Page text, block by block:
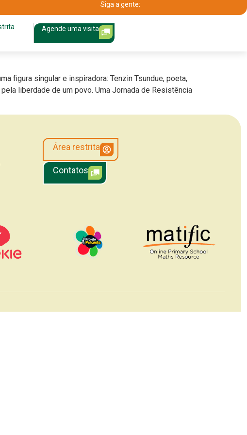
Siga a gente:
Agende uma visita
figura singular e inspiradora: Tenzin Tsundue, poeta,
liberdade de um povo. Uma Jornada de Resistência
Área restrita
Contatos